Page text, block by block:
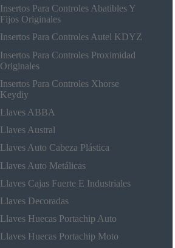
Insertos Para Controles Abatibles Y
Fijos Originales
Insertos Para Controles Autel KDYZ
Insertos Para Controles Proximidad
Originales
Insertos Para Controles Xhorse
Keydiy
Llaves ABBA
Llaves Austral
Llaves Auto Cabeza Plástica
Llaves Auto Metálicas
Llaves Cajas Fuerte E Industriales
Llaves Decoradas
Llaves Huecas Portachip Auto
Llaves Huecas Portachip Moto